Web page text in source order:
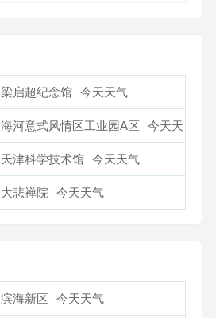
梁启超纪念馆 今天天气
海河意式风情区工业园A区 今天天
气
天津科学技术馆 今天天气
大悲禅院 今天天气
滨海新区 今天天气